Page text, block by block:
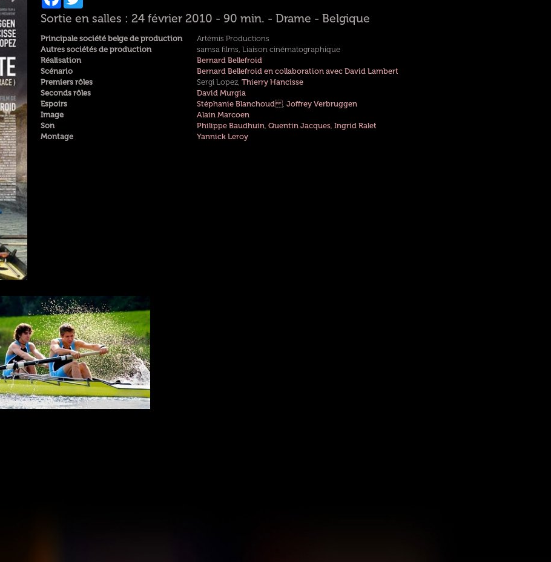
Sortie en salles : 24 février 2010 - 90 min. - Drame - Belgique
Principale société belge de production
Artémis Productions
Autres sociétés de production
samsa films, Liaison cinématographique
Réalisation
Bernard Bellefroid
Scénario
Bernard Bellefroid en collaboration avec David Lambert
Premiers rôles
Sergi Lopez, Thierry Hancisse
Seconds rôles
David Murgia
Espoirs
Stéphanie Blanchoud, Joffrey Verbruggen
Image
Alain Marcoen
Son
Philippe Baudhuin Quentin Jacques, Ingrid Ralet
Montage
Yannick Leroy